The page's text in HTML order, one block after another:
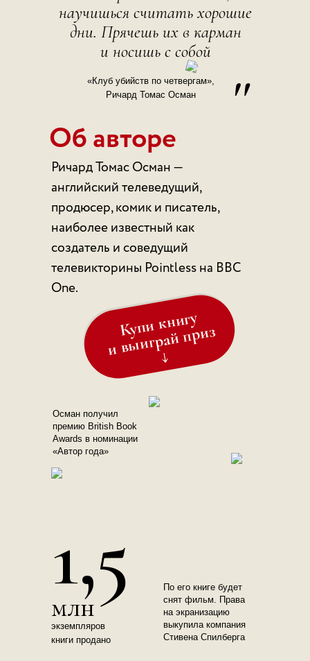
Ричард Томас Осман —
английский телеведущий,
продюсер, комик и писатель,
наиболее известный как
создатель и соведущий
телевикторины Pointless на BBC
One.
Об авторе
1,5
По его книге будет
снят фильм. Права
на экранизацию
выкупила компания
Стивена Спилберга
Осман получил
премию British Book
Awards в номинации
«Автор года»
млн
экземпляров
книги продано
Купи книгу
и выиграй приз
↓
«Клуб убийств по четвергам»,
Ричард Томас Осман
"
научишься считать хорошие
дни. Прячешь их в карман
и носишь с собой